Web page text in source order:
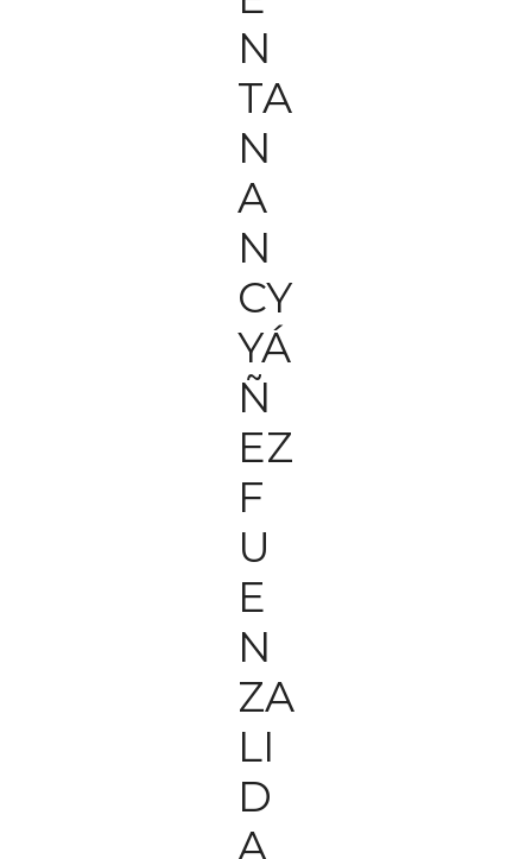
N
TA
N
A
N
CY
YÁ
Ñ
EZ
F
U
E
N
ZA
LI
D
A